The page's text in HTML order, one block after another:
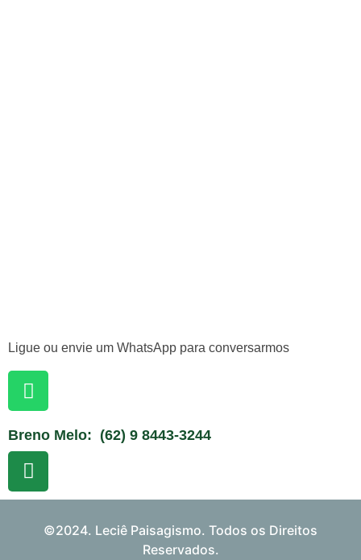
Ligue ou envie um WhatsApp para conversarmos
Breno Melo: (62) 9 8443-3244
©2024. Leciê Paisagismo. Todos os Direitos
Reservados.